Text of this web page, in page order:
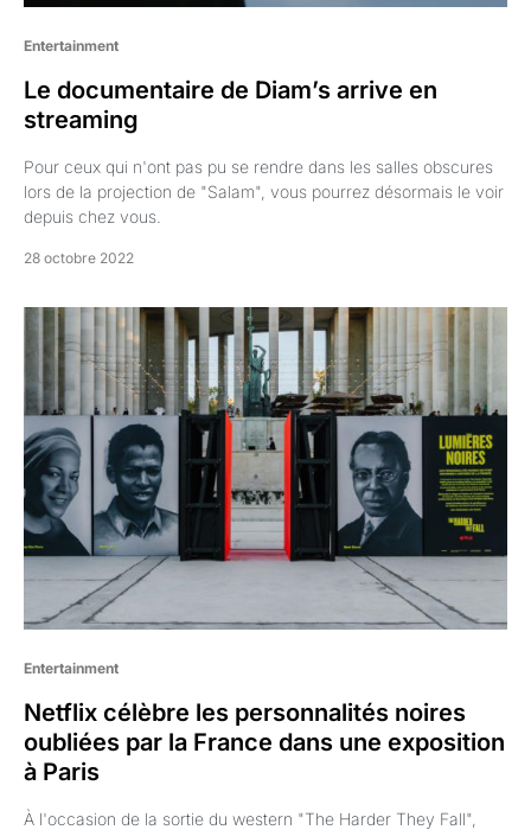
Entertainment
Le documentaire de Diam’s arrive en
streaming
Pour ceux qui n'ont pas pu se rendre dans les salles obscures
lors de la projection de "Salam", vous pourrez désormais le voir
depuis chez vous.
28 octobre 2022
Entertainment
Netflix célèbre les personnalités noires
oubliées par la France dans une exposition
à Paris
À l'occasion de la sortie du western "The Harder They Fall",